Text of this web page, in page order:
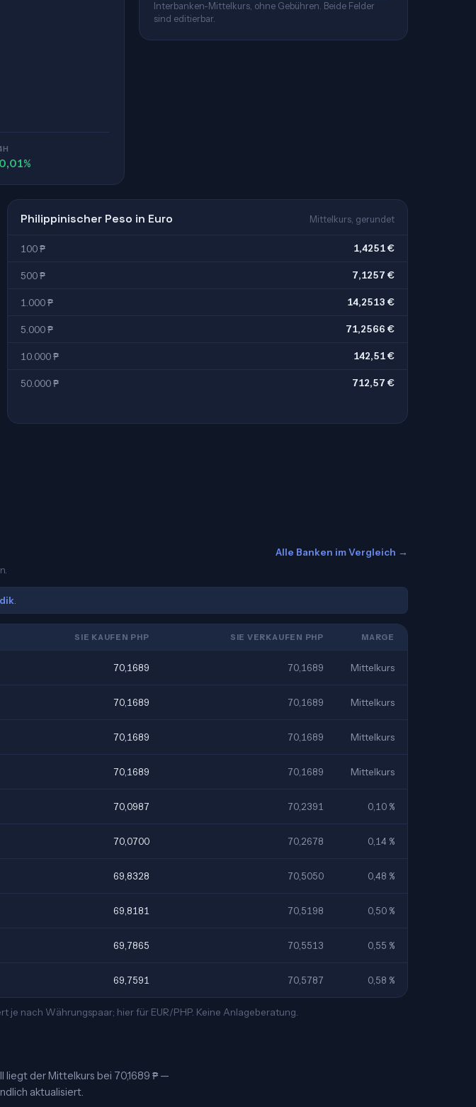
Interbanken-Mittelkurs, ohne Gebühren. Beide Felder
sind editierbar.
Philippinischer Peso in Euro Mittelkurs, gerundet
100 ₱ 1,4251 €
500 ₱ 7,1257 €
1.000 ₱ 14,2513 €
5.000 ₱ 71,2566 €
10.000 ₱ 142,51 €
50.000 ₱ 712,57 €
Alle Banken im Vergleich →
SIE KAUFEN PHP SIE VERKAUFEN PHP MARGE
70,1689 70,1689 Mittelkurs
70,1689 70,1689 Mittelkurs
70,1689 70,1689 Mittelkurs
70,1689 70,1689 Mittelkurs
70,0987 70,2391 0,10 %
70,0700 70,2678 0,14 %
69,8328 70,5050 0,48 %
69,8181 70,5198 0,50 %
69,7865 70,5513 0,55 %
69,7591 70,5787 0,58 %
nach Währungspaar; hier für EUR/PHP. Keine Anlageberatung.
liegt der Mittelkurs bei 70,1689 ₱ —
aktualisiert.